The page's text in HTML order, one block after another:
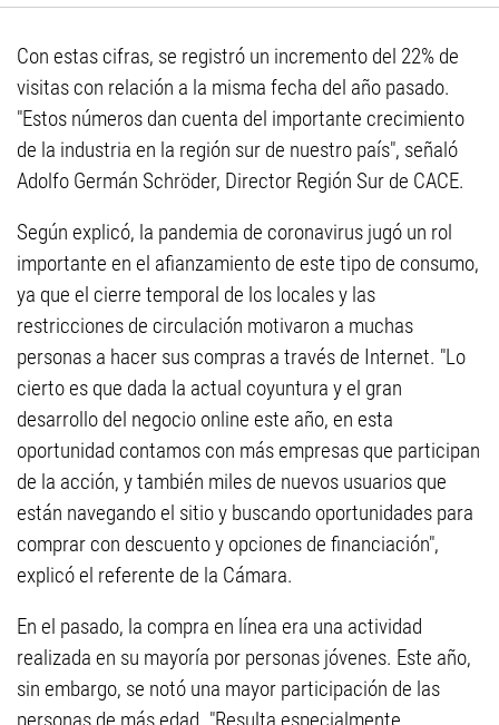
Con estas cifras, se registró un incremento del 22% de
visitas con relación a la misma fecha del año pasado.
"Estos números dan cuenta del importante crecimiento
de la industria en la región sur de nuestro país", señaló
Adolfo Germán Schröder, Director Región Sur de CACE.
Según explicó, la pandemia de coronavirus jugó un rol
importante en el afianzamiento de este tipo de consumo,
ya que el cierre temporal de los locales y las
restricciones de circulación motivaron a muchas
personas a hacer sus compras a través de Internet. "Lo
cierto es que dada la actual coyuntura y el gran
desarrollo del negocio online este año, en esta
oportunidad contamos con más empresas que participan
de la acción, y también miles de nuevos usuarios que
están navegando el sitio y buscando oportunidades para
comprar con descuento y opciones de financiación",
explicó el referente de la Cámara.
En el pasado, la compra en línea era una actividad
realizada en su mayoría por personas jóvenes. Este año,
sin embargo, se notó una mayor participación de las